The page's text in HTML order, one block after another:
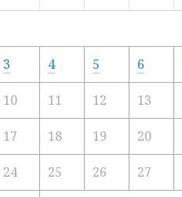
3 4 5 6
10 11 12 13
17 18 19 20
24 25 26 27